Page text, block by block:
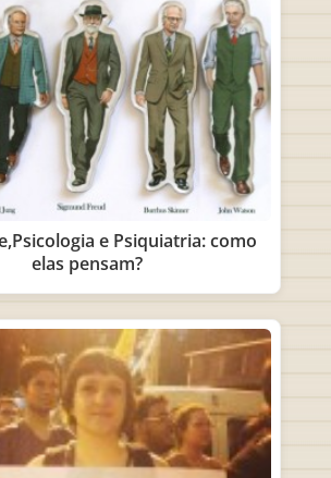
e Psiquiatria: como
elas pensam?